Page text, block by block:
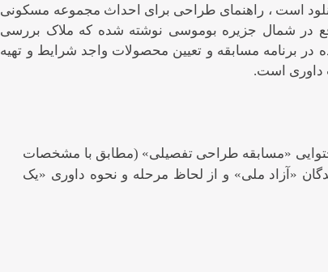
است ، راهنمای طراحی برای احداث مجموعه مسکونی
شهر بوموسی واقع در شمال جزیره بوموسی نوشته شده که ملاک بررسی
برنامه مسابقه و تعیین محصولات واجد شرایط و تهیه
داوری است.
«مسابقه طراحی تفصیلی» (مطابق با مشخصات
«آزاد ملی» و از لحاظ مرحله و نحوه داوری «یک